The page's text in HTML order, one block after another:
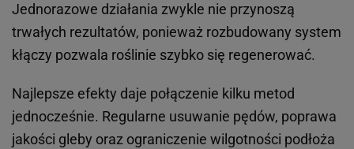
Jednorazowe działania zwykle nie przynoszą
trwałych rezultatów, ponieważ rozbudowany system
kłączy pozwala roślinie szybko się regenerować.
Najlepsze efekty daje połączenie kilku metod
jednocześnie. Regularne usuwanie pędów, poprawa
jakości gleby oraz ograniczenie wilgotności podłoża